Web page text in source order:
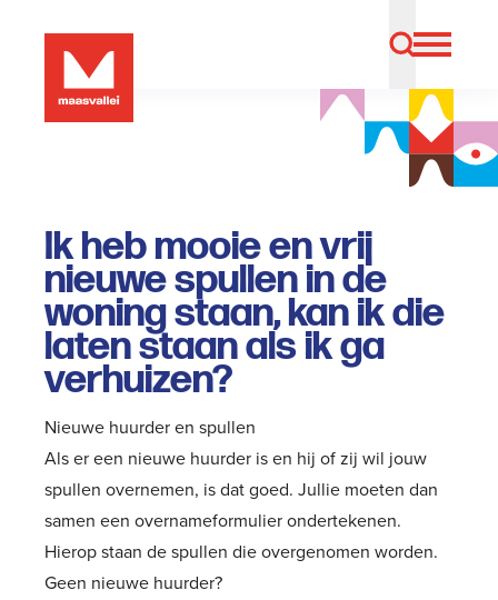
Ik heb mooie en vrij
nieuwe spullen in de
woning staan, kan ik die
laten staan als ik ga
verhuizen?
Nieuwe huurder en spullen
Als er een nieuwe huurder is en hij of zij wil jouw
spullen overnemen, is dat goed. Jullie moeten dan
samen een overnameformulier ondertekenen.
Hierop staan de spullen die overgenomen worden.
Geen nieuwe huurder?